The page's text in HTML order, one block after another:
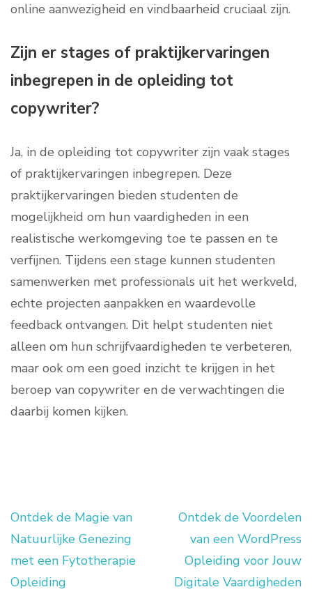
online aanwezigheid en vindbaarheid cruciaal zijn.
Zijn er stages of praktijkervaringen
inbegrepen in de opleiding tot
copywriter?
Ja, in de opleiding tot copywriter zijn vaak stages
of praktijkervaringen inbegrepen. Deze
praktijkervaringen bieden studenten de
mogelijkheid om hun vaardigheden in een
realistische werkomgeving toe te passen en te
verfijnen. Tijdens een stage kunnen studenten
samenwerken met professionals uit het werkveld,
echte projecten aanpakken en waardevolle
feedback ontvangen. Dit helpt studenten niet
alleen om hun schrijfvaardigheden te verbeteren,
maar ook om een goed inzicht te krijgen in het
beroep van copywriter en de verwachtingen die
daarbij komen kijken.
Berichtnavigatie
Ontdek de Magie van
Natuurlijke Genezing
met een Fytotherapie
Opleiding
Ontdek de Voordelen
van een WordPress
Opleiding voor Jouw
Digitale Vaardigheden